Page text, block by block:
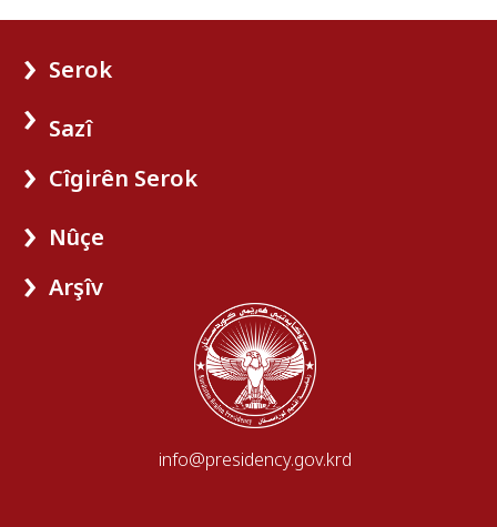
Serok
Sazî
Cîgirên Serok
Nûçe
Arşîv
info@presidency.gov.krd